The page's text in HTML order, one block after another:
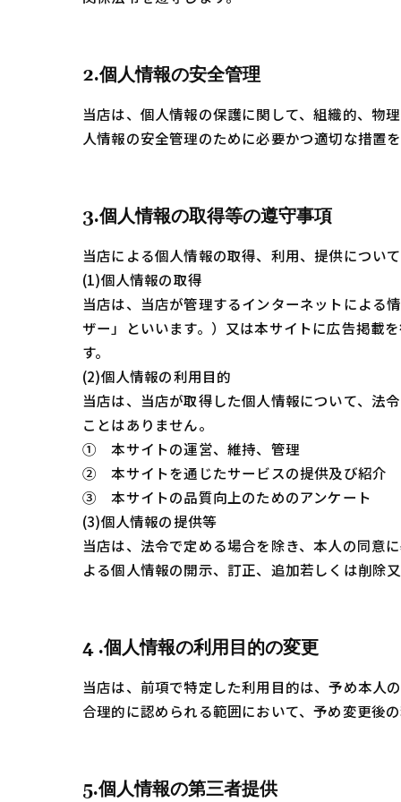
2.個人情報の安全管理
当店は、個人情報の保護に関して、組織的、物
人情報の安全管理のために必要かつ適切な措置
3.個人情報の取得等の遵守事項
当店による個人情報の取得、利用、提供につい
(1)個人情報の取得
当店は、当店が管理するインターネットによる
ザー」といいます。）又は本サイトに広告掲載
す。
(2)個人情報の利用目的
当店は、当店が取得した個人情報について、法
ことはありません。
① 本サイトの運営、維持、管理
② 本サイトを通じたサービスの提供及び紹介
③ 本サイトの品質向上のためのアンケート
(3)個人情報の提供等
当店は、法令で定める場合を除き、本人の同意
よる個人情報の開示、訂正、追加若しくは削除
4 .個人情報の利用目的の変更
当店は、前項で特定した利用目的は、予め本人
合理的に認められる範囲において、予め変更後
5.個人情報の第三者提供